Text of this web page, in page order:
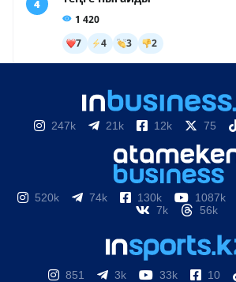
247k 21k 12k 75
520k 74k 130k 1087k
7k
56k
851 3k 33k 10